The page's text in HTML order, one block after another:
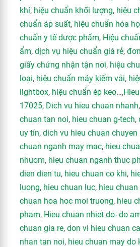
khí, hiệu chuẩn khối lượng, hiệu
chuẩn áp suất, hiệu chuẩn hóa
chuẩn y tế dược phẩm, Hiệu
ẩm, dịch vụ hiệu chuẩn giá rẻ,
giấy chứng nhận tận nơi, hiệu
loại, hiệu chuẩn máy kiểm vải,
lightbox, hiệu chuẩn ép keo…,
17025, Dich vu hieu chuan nhanh,
chuan tan noi, hieu chuan g-tech,
uy tín, dich vu hieu chuan chuyen
chuan nganh may mac, hieu
nhuom, hieu chuan nganh thuc
dien dien tu, hieu chuan co khi,
luong, hieu chuan luc, hieu
chuan hoa hoc moi truong, hieu
pham, Hieu chuan nhiet do- do
chuan gia re, don vi hieu chuan
nhan tan noi, hieu chuan may do